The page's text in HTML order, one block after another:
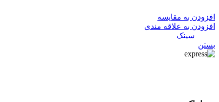
افزودن به مقایسه
افزودن به علاقه مندی
سینک
بستن